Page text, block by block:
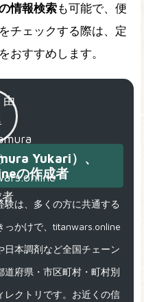
情報検索も可能で、便
チェックする際は、定
おすすめします。
Yukari）、
の作成者
は、多くの方に共通する
っかけで、titanwars.online
日本調剤など全国チェーン
府県・市区町村・町村別
レクトリです。お近くの信